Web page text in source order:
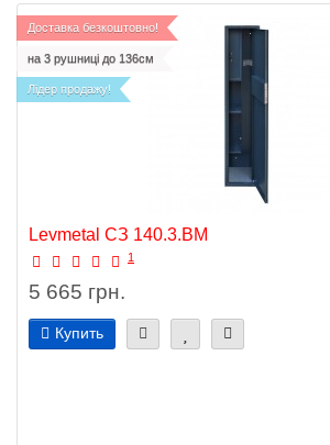
Доставка безкоштовно!
на 3 рушниці до 136см
Лідер продажу!
Levmetal СЗ 140.3.ВМ
1
5 665 грн.
Купить